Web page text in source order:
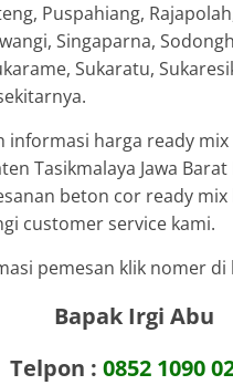
Puspahiang,
Singaparna,
Sukaratu,
informasi harga ready
Tasikmalaya Jawa
beton cor ready mix
customer service kami.
pemesan klik nomer di
Bapak Irgi Abu
Telpon : 0852 1090